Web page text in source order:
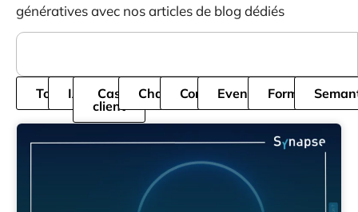
génératives avec nos articles de blog dédiés
Tous IA
Cas
client
ChatbotCordialEvenementFormation